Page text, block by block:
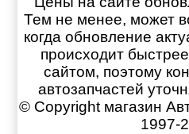
Тем не менее, может
когда обновление
происходит
сайтом, поэтому
автозапчастей
© Copyright магазин
1997-